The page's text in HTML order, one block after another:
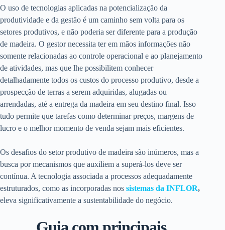
O uso de tecnologias aplicadas na potencialização da
produtividade e da gestão é um caminho sem volta para os
setores produtivos, e não poderia ser diferente para a produção
de madeira. O gestor necessita ter em mãos informações não
somente relacionadas ao controle operacional e ao planejamento
de atividades, mas que lhe possibilitem conhecer
detalhadamente todos os custos do processo produtivo, desde a
prospecção de terras a serem adquiridas, alugadas ou
arrendadas, até a entrega da madeira em seu destino final. Isso
tudo permite que tarefas como determinar preços, margens de
lucro e o melhor momento de venda sejam mais eficientes.
Os desafios do setor produtivo de madeira são inúmeros, mas a
busca por mecanismos que auxiliem a superá-los deve ser
contínua. A tecnologia associada a processos adequadamente
estruturados, como as incorporadas nos sistemas da INFLOR,
eleva significativamente a sustentabilidade do negócio.